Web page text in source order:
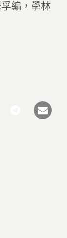
編，學林